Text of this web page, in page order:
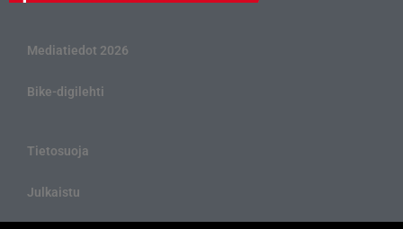
Mediatiedot 2026
Bike-digilehti
Tietosuoja
Julkaistu